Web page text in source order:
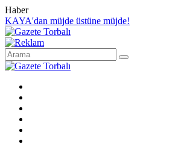
Haber
KAYA'dan müjde üstüne müjde!